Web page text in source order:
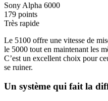
Sony Alpha 6000
179 points
Très rapide
Le 5100 offre une vitesse de
le 5000 tout en maintenant les
C’est un excellent choix pour
se ruiner.
Un système qui fait la